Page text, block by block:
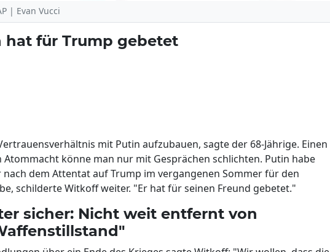
| Evan Vucci
für Trump gebetet
mit Putin aufzubauen, sagte der 68-Jährige. Einen
könne man nur mit Gesprächen schlichten. Putin habe
nach dem Attentat auf Trump im vergangenen Sommer für den
schilderte Witkoff weiter. "Er hat für seinen Freund gebetet."
sicher: Nicht weit entfernt von